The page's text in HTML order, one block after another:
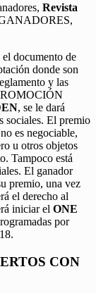
Revista
documento de
donde son
y las
, se le dará
sociales. El premio
es negociable,
u otros objetos
Tampoco está
El ganador
premio, una vez
el derecho al
iniciar el ONE
por
CON